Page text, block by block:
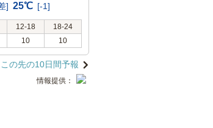
] 25℃ [-1]
12-18
18-24
10 10
この先の10日間予報
情報提供：